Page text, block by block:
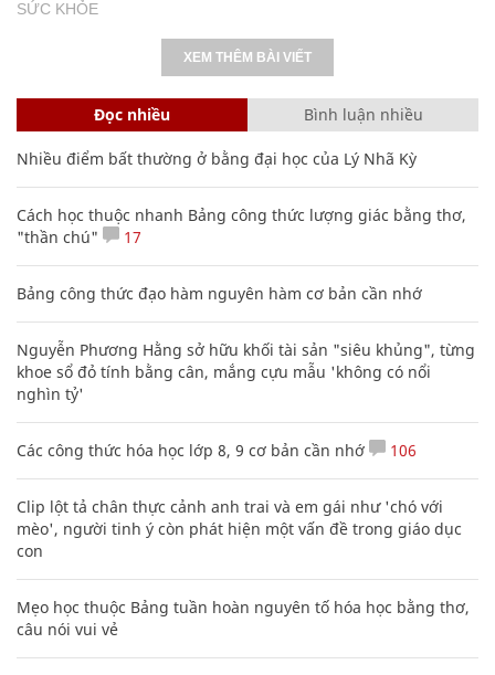
SỨC KHỎE
XEM THÊM BÀI VIẾT
Đọc nhiều Bình luận nhiều
Nhiều điểm bất thường ở bằng đại học của Lý Nhã Kỳ
Cách học thuộc nhanh Bảng công thức lượng giác bằng thơ,
"thần chú"
17
Bảng công thức đạo hàm nguyên hàm cơ bản cần nhớ
Nguyễn Phương Hằng sở hữu khối tài sản "siêu khủng", từng
khoe sổ đỏ tính bằng cân, mắng cựu mẫu 'không có nổi
nghìn tỷ'
Các công thức hóa học lớp 8, 9 cơ bản cần nhớ 106
Clip lột tả chân thực cảnh anh trai và em gái như 'chó với
mèo', người tinh ý còn phát hiện một vấn đề trong giáo dục
con
Mẹo học thuộc Bảng tuần hoàn nguyên tố hóa học bằng thơ,
câu nói vui vẻ